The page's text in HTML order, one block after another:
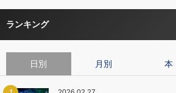
ランキング
日別 月別 本